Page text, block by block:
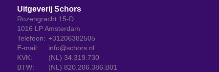
Uitgeverij Schors
Rozengracht 15-D
1016 LP Amsterdam
Telefoon: +31206382505
E-mail:
info@schors.nl
KVK:
(NL) 34.319.730
BTW:
(NL) 820.206.386.B01